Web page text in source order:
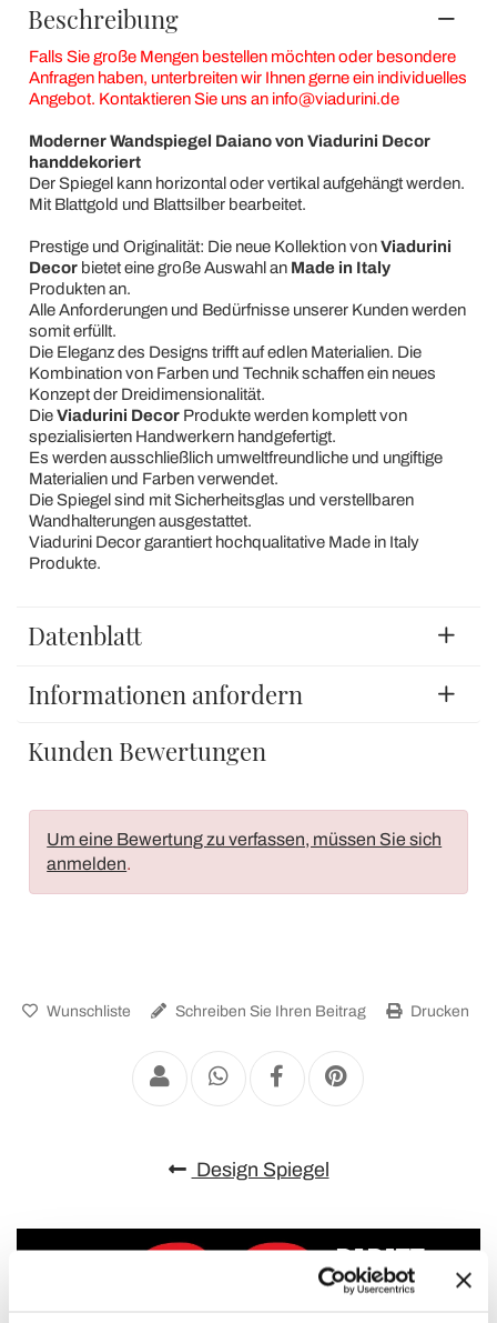
Beschreibung
Falls Sie große Mengen bestellen möchten oder besondere
Anfragen haben, unterbreiten wir Ihnen gerne ein individuelles
Angebot. Kontaktieren Sie uns an info@viadurini.de
Moderner Wandspiegel Daiano von Viadurini Decor
handdekoriert
Der Spiegel kann horizontal oder vertikal aufgehängt werden.
Mit Blattgold und Blattsilber bearbeitet.
Prestige und Originalität: Die neue Kollektion vonViadurini
Decorbietet eine große Auswahl an Made in Italy
Produkten an.
Alle Anforderungen und Bedürfnisse unserer Kunden werden
somit erfüllt.
Die Eleganz des Designs trifft auf edlen Materialien. Die
Kombination von Farben und Technik schaffen ein neues
Konzept der Dreidimensionalität.
DieViadurini Decor Produkte werden komplett von
spezialisierten Handwerkern handgefertigt.
Es werden ausschließlich umweltfreundliche und ungiftige
Materialien und Farben verwendet.
Die Spiegel sind mit Sicherheitsglas und verstellbaren
Wandhalterungen ausgestattet.
Viadurini Decor garantiert hochqualitative Made in Italy
Produkte.
Datenblatt
Informationen anfordern
Kunden Bewertungen
Um eine Bewertung zu verfassen, müssen Sie sich
anmelden.
Wunschliste Schreiben Sie Ihren Beitrag Drucken
Design Spiegel